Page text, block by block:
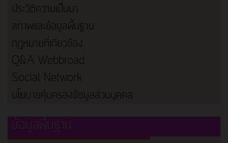
ประวัติความเป็นมา
สภาพและข้อมูลพื้นฐาน
กฎหมายที่เกี่ยวข้อง
Q&A Webbroad
Social Network
นโยบายคุ้มครองข้อมูลส่วนบุคคล
ข้อมูลพื้นฐาน